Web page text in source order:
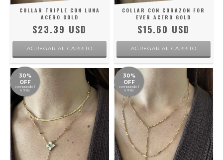
COLLAR TRIPLE CON LUNA
ACERO GOLD
$23.39 USD
COLLAR CON CORAZON FOR
EVER ACERO GOLD
$15.60 USD
30%
OFF
comprando 1
o más
30%
OFF
comprando 1
o más